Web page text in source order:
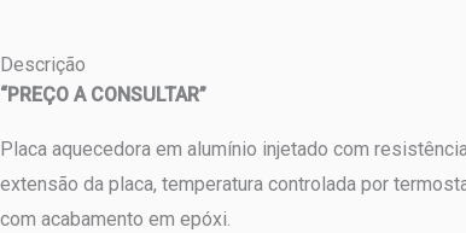
Descrição
“PREÇO A CONSULTAR”
Placa aquecedora em alumínio injetado com
extensão da placa, temperatura controlada por
com acabamento em epóxi.